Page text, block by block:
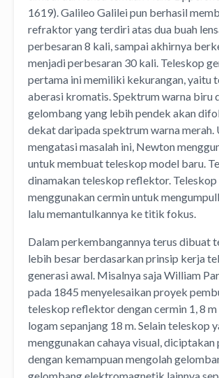
1619). Galileo Galilei pun berhasil
refraktor yang terdiri atas dua buah
perbesaran 8 kali, sampai akhirnya
menjadi perbesaran 30 kali. Teleskop
pertama ini memiliki kekurangan, yaitu
aberasi kromatis. Spektrum warna biru
gelombang yang lebih pendek akan
dekat daripada spektrum warna merah.
mengatasi masalah ini, Newton
untuk membuat teleskop model baru.
dinamakan teleskop reflektor. Teleskop
menggunakan cermin untuk
lalu memantulkannya ke titik fokus.
Dalam perkembangannya terus dibuat
lebih besar berdasarkan prinsip kerja
generasi awal. Misalnya saja William
pada 1845 menyelesaikan proyek
teleskop reflektor dengan cermin 1, 8
logam sepanjang 18 m. Selain teleskop
menggunakan cahaya visual, diciptakan
dengan kemampuan mengolah